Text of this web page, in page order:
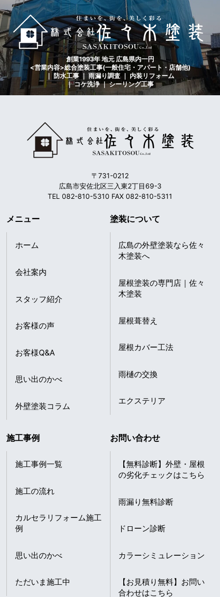
創業1993年 地元 広島県内一円
<営業内容>総合塗装工事(一般住宅・アパート・店舗他)
｜ 防水工事 ｜ 雨漏り調査 ｜ 内装リフォーム
｜ コケ洗浄 ｜ シーリング工事
〒731-0212
広島市安佐北区三入東2丁目69-3
TEL 082-810-5310 FAX 082-810-5311
メニュー
ホーム
会社案内
スタッフ紹介
お客様の声
お客様Q&A
思い出のかべ
外壁塗装コラム
塗装について
広島の外壁塗装なら佐々
木塗装へ
屋根塗装の専門店｜佐々
木塗装
屋根葺替え
屋根カバー工法
雨樋の交換
エクステリア
施工事例
施工事例一覧
施工の流れ
カルセラリフォーム施工
例
思い出のかべ
ただいま施工中
お問い合わせ
【無料診断】外壁・屋根
の劣化チェックはこちら
雨漏り無料診断
ドローン診断
カラーシミュレーション
【お見積り無料】お問い
合わせはこちら